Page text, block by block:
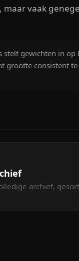
vaak
stelt gewichten in op
grootte consistent te
archief,